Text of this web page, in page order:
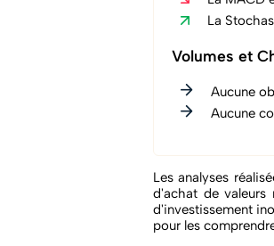
La
Volumes et
Aucune
Aucune
Les analyses
d'achat de valeurs
d'investissement
pour les